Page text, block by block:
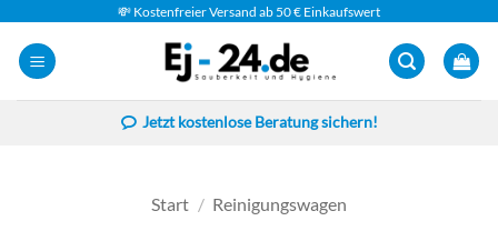
Inhalt
springen
💸 Kostenfreier Versand ab 50 € Einkaufswert
Jetzt kostenlose Beratung sichern!
Start / Reinigungswagen